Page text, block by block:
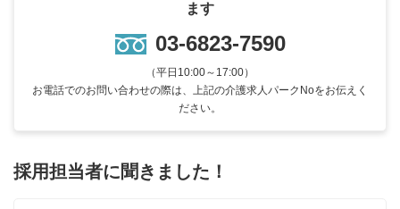
ます
03-6823-7590
（平日10:00～17:00）
お電話でのお問い合わせの際は、上記の介護求人パークNoをお伝えく
ださい。
採用担当者に聞きました！